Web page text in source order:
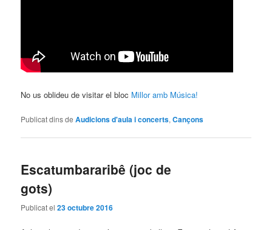
No us oblideu de visitar el bloc Millor amb Música!
Publicat dins de Audicions d'aula i concerts,Cançons
Escatumbararibê (joc de
gots)
Publicat el23 octubre 2016